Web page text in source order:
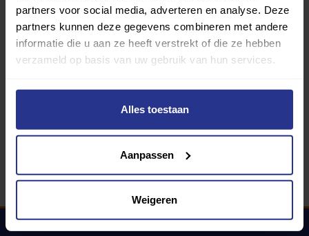
partners voor social media, adverteren en analyse. Deze
partners kunnen deze gegevens combineren met andere
informatie die u aan ze heeft verstrekt of die ze hebben
verzameld op basis van uw gebruik van hun services.
Alles toestaan
Aanpassen
Weigeren
Programma van: